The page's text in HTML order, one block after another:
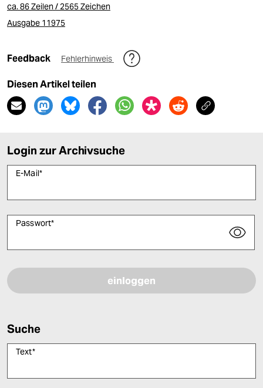
ca. 86 Zeilen / 2565 Zeichen
Ausgabe 11975
Feedback Fehlerhinweis
Diesen Artikel teilen
Login zur Archivsuche
E-Mail*
Passwort*
Suche
Text*